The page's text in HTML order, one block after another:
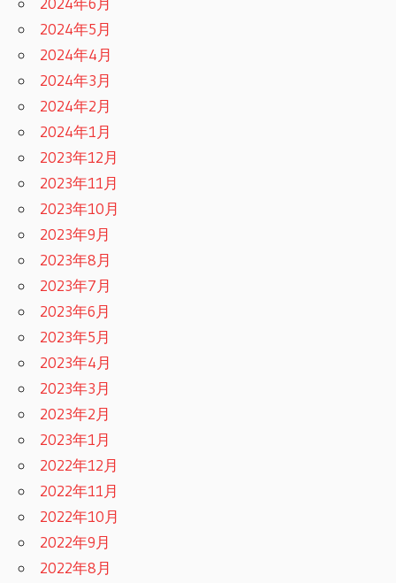
2024年5月
2024年4月
2024年3月
2024年2月
2024年1月
2023年12月
2023年11月
2023年10月
2023年9月
2023年8月
2023年7月
2023年6月
2023年5月
2023年4月
2023年3月
2023年2月
2023年1月
2022年12月
2022年11月
2022年10月
2022年9月
2022年8月